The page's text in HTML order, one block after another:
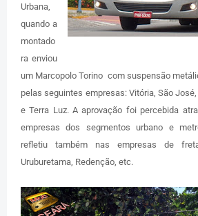
Urbana,
quando a
montado
ra enviou
um Marcopolo Torino com suspensão
pelas seguintes empresas: Vitória, São
e Terra Luz. A aprovação foi percebida
empresas dos segmentos urbano e
refletiu também nas empresas de
Uruburetama, Redenção, etc.